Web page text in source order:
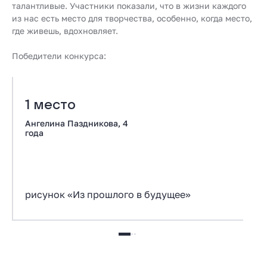
талантливые. Участники показали, что в жизни каждого
из нас есть место для творчества, особенно, когда место,
где живешь, вдохновляет.
Победители конкурса:
1 место
Ангелина Паздникова, 4
года
рисунок «Из прошлого в будущее»